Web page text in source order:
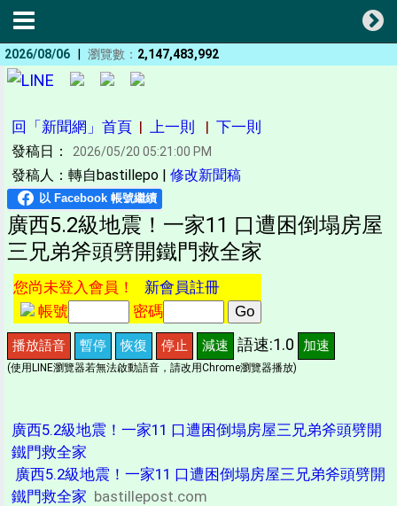
2026/08/06 | 瀏覽數： 2,147,483,992
回「新聞網」首頁 | 上一則 | 下一則
發稿日： 2026/05/20 05:21:00 PM
發稿人：轉自bastillepo | 修改新聞稿
廣西5.2級地震！一家11 口遭困倒塌房屋
三兄弟斧頭劈開鐵門救全家
您尚未登入會員！ 新會員註冊
帳號
密碼
播放語音 暫停 恢復 停止 減速 語速:1.0 加速
(使用LINE瀏覽器若無法啟動語音，請改用Chrome瀏覽器播放)
廣西5.2級地震！一家11 口遭困倒塌房屋三兄弟斧頭劈開
鐵門救全家
廣西5.2級地震！一家11 口遭困倒塌房屋三兄弟斧頭劈開
鐵門救全家 bastillepost.com